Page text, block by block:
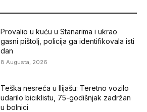
Provalio u kuću u Stanarima i ukrao
gasni pištolj, policija ga identifikovala isti
dan
8 Augusta, 2026
Teška nesreća u Ilijašu: Teretno vozilo
udarilo biciklistu, 75-godišnjak zadržan
u bolnici